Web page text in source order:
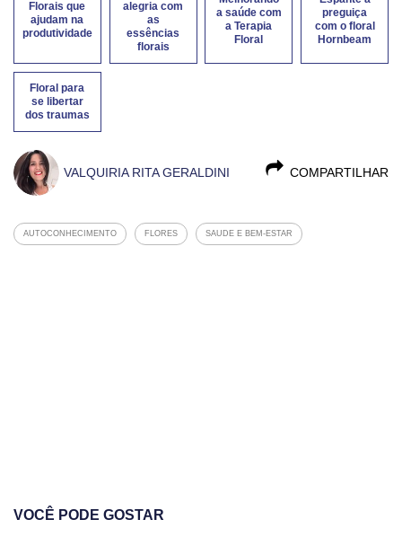
Florais que
ajudam na
produtividade
alegria com
as
essências
florais
a saúde com
a Terapia
Floral
preguiça
com o floral
Hornbeam
Floral para
se libertar
dos traumas
COMPARTILHAR
VALQUIRIA RITA GERALDINI
AUTOCONHECIMENTO FLORES SAUDE E BEM-ESTAR
VOCÊ PODE GOSTAR